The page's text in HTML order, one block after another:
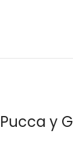
Pucca y